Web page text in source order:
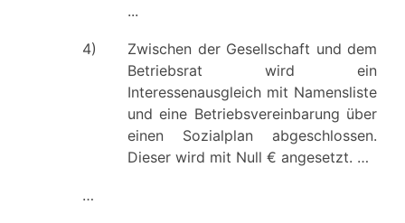
...
4)
Zwischen der Gesellschaft und dem
Betriebsrat wird ein
Interessenausgleich mit Namensliste
und eine Betriebsvereinbarung über
einen Sozialplan abgeschlossen.
Dieser wird mit Null € angesetzt. …
…